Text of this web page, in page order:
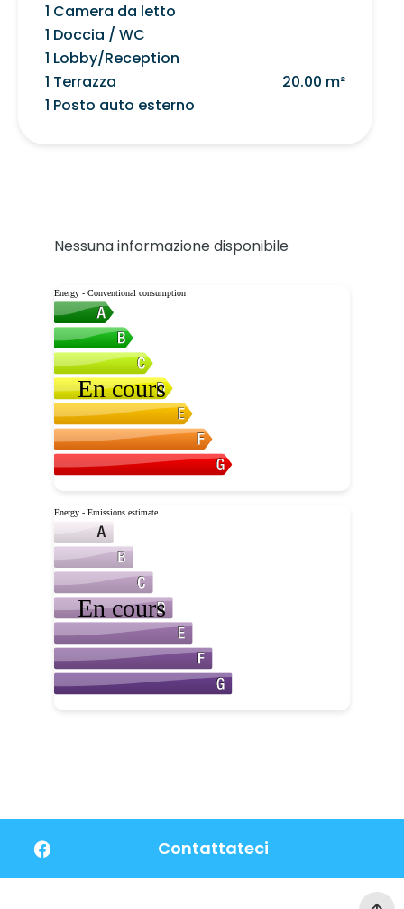
1 Camera da letto
1 Doccia / WC
1 Lobby/Reception
1 Terrazza
20.00 m²
1 Posto auto esterno
Nessuna informazione disponibile
Contattateci